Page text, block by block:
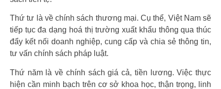
Thứ tư là về chính sách thương mại. Cụ thể, Việt Nam sẽ
tiếp tục đa dạng hoá thị trường xuất khẩu thông qua thúc
đẩy kết nối doanh nghiệp, cung cấp và chia sẻ thông tin,
tư vấn chính sách pháp luật.
Thứ năm là về chính sách giá cả, tiền lương. Việc thực
hiện cần minh bạch trên cơ sở khoa học, thận trọng, linh